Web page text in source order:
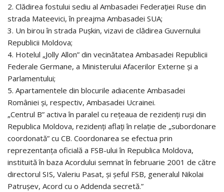
2. Clădirea fostului sediu al Ambasadei Federației Ruse din
strada Mateevici, în preajma Ambasadei SUA;
3. Un birou în strada Pușkin, vizavi de clădirea Guvernului
Republicii Moldova;
4. Hotelul „Jolly Allon” din vecinătatea Ambasadei Republicii
Federale Germane, a Ministerului Afacerilor Externe și a
Parlamentului;
5. Apartamentele din blocurile adiacente Ambasadei
României și, respectiv, Ambasadei Ucrainei.
„Centrul B” activa în paralel cu rețeaua de rezidenți ruși din
Republica Moldova, rezidenți aflați în relație de „subordonare
coordonată” cu CB. Coordonarea se efectua prin
reprezentanța oficială a FSB-ului în Republica Moldova,
instituită în baza Acordului semnat în februarie 2001 de către
directorul SIS, Valeriu Pasat, și șeful FSB, generalul Nikolai
Patrușev, Acord cu o Addenda secretă.”